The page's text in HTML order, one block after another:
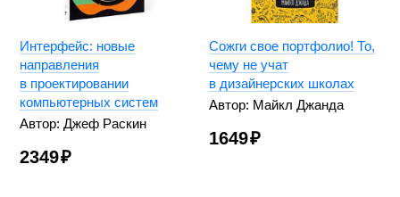
Интерфейс: новые
направления
в проектировании
компьютерных систем
Автор: Джеф Раскин
2349₽
Сожги свое портфолио! То,
чему не учат
в дизайнерских школах
Автор: Майкл Джанда
1649₽